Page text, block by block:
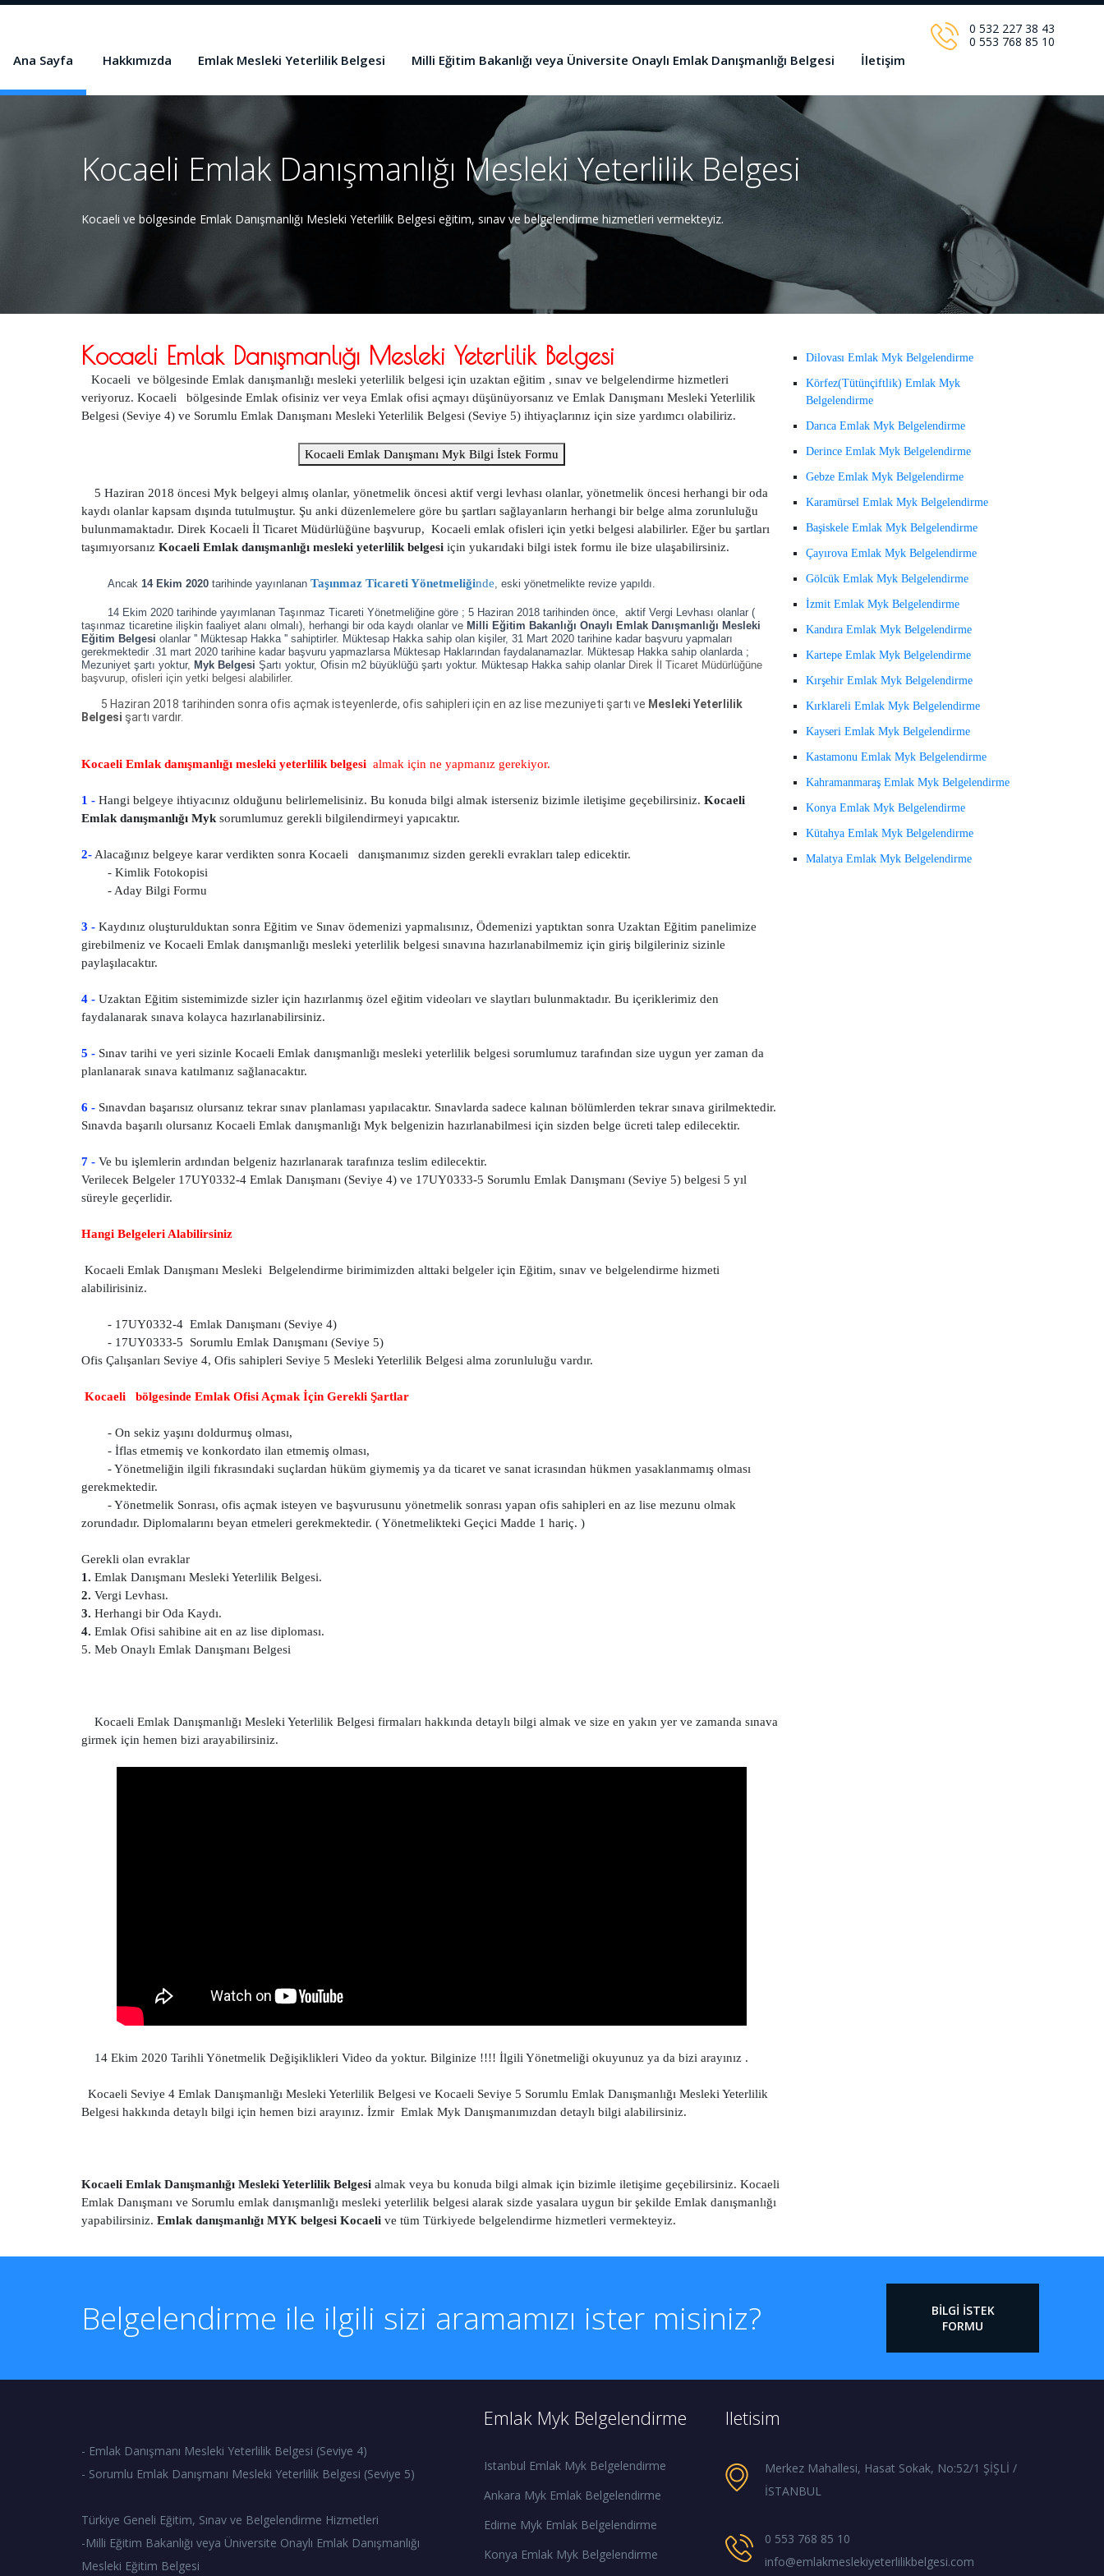
0 532 227 38 43
0 553 768 85 10
Ana Sayfa Hakkımızda Emlak Mesleki Yeterlilik Belgesi Milli Eğitim Bakanlığı veya Üniversite Onaylı Emlak Danışmanlığı Belgesi İletişim
Kocaeli Emlak Danışmanlığı Mesleki Yeterlilik Belgesi
Kocaeli ve bölgesinde Emlak Danışmanlığı Mesleki Yeterlilik Belgesi eğitim, sınav ve belgelendirme hizmetleri vermekteyiz.
Kocaeli Emlak Danışmanlığı Mesleki Yeterlilik Belgesi
Kocaeli ve bölgesinde Emlak danışmanlığı mesleki yeterlilik belgesi için uzaktan eğitim , sınav ve belgelendirme hizmetleri
veriyoruz. Kocaeli bölgesinde Emlak ofisiniz ver veya Emlak ofisi açmayı düşünüyorsanız ve Emlak Danışmanı Mesleki Yeterlilik
Belgesi (Seviye 4) ve Sorumlu Emlak Danışmanı Mesleki Yeterlilik Belgesi (Seviye 5) ihtiyaçlarınız için size yardımcı olabiliriz.
Kocaeli Emlak Danışmanı Myk Bilgi İstek Formu
5 Haziran 2018 öncesi Myk belgeyi almış olanlar, yönetmelik öncesi aktif vergi levhası olanlar, yönetmelik öncesi herhangi bir oda
kaydı olanlar kapsam dışında tutulmuştur. Şu anki düzenlemelere göre bu şartları sağlayanların herhangi bir belge alma zorunluluğu
bulunmamaktadır. Direk Kocaeli İl Ticaret Müdürlüğüne başvurup, Kocaeli emlak ofisleri için yetki belgesi alabilirler. Eğer bu şartları
taşımıyorsanız Kocaeli Emlak danışmanlığı mesleki yeterlilik belgesi için yukarıdaki bilgi istek formu ile bize ulaşabilirsiniz.
Ancak 14 Ekim 2020 tarihinde yayınlanan Taşınmaz Ticareti Yönetmeliğinde, eski yönetmelikte revize yapıldı.
14 Ekim 2020 tarihinde yayımlanan Taşınmaz Ticareti Yönetmeliğine göre ; 5 Haziran 2018 tarihinden önce, aktif Vergi Levhası olanlar (
taşınmaz ticaretine ilişkin faaliyet alanı olmalı), herhangi bir oda kaydı olanlar ve Milli Eğitim Bakanlığı Onaylı Emlak Danışmanlığı Mesleki
Eğitim Belgesi olanlar '' Müktesap Hakka '' sahiptirler. Müktesap Hakka sahip olan kişiler, 31 Mart 2020 tarihine kadar başvuru yapmaları
gerekmektedir .31 mart 2020 tarihine kadar başvuru yapmazlarsa Müktesap Haklarından faydalanamazlar. Müktesap Hakka sahip olanlarda ;
Mezuniyet şartı yoktur, Myk Belgesi Şartı yoktur, Ofisin m2 büyüklüğü şartı yoktur. Müktesap Hakka sahip olanlar Direk İl Ticaret Müdürlüğüne
başvurup, ofisleri için yetki belgesi alabilirler.
5 Haziran 2018 tarihinden sonra ofis açmak isteyenlerde, ofis sahipleri için en az lise mezuniyeti şartı ve Mesleki Yeterlilik
Belgesi şartı vardır.
Kocaeli Emlak danışmanlığı mesleki yeterlilik belgesi almak için ne yapmanız gerekiyor.
1 - Hangi belgeye ihtiyacınız olduğunu belirlemelisiniz. Bu konuda bilgi almak isterseniz bizimle iletişime geçebilirsiniz. Kocaeli
Emlak danışmanlığı Myk sorumlumuz gerekli bilgilendirmeyi yapıcaktır.
2- Alacağınız belgeye karar verdikten sonra Kocaeli danışmanımız sizden gerekli evrakları talep edicektir.
- Kimlik Fotokopisi
- Aday Bilgi Formu
3 - Kaydınız oluşturulduktan sonra Eğitim ve Sınav ödemenizi yapmalısınız, Ödemenizi yaptıktan sonra Uzaktan Eğitim panelimize
girebilmeniz ve Kocaeli Emlak danışmanlığı mesleki yeterlilik belgesi sınavına hazırlanabilmemiz için giriş bilgileriniz sizinle
paylaşılacaktır.
4 - Uzaktan Eğitim sistemimizde sizler için hazırlanmış özel eğitim videoları ve slaytları bulunmaktadır. Bu içeriklerimiz den
faydalanarak sınava kolayca hazırlanabilirsiniz.
5 - Sınav tarihi ve yeri sizinle Kocaeli Emlak danışmanlığı mesleki yeterlilik belgesi sorumlumuz tarafından size uygun yer zaman da
planlanarak sınava katılmanız sağlanacaktır.
6 - Sınavdan başarısız olursanız tekrar sınav planlaması yapılacaktır. Sınavlarda sadece kalınan bölümlerden tekrar sınava girilmektedir.
Sınavda başarılı olursanız Kocaeli Emlak danışmanlığı Myk belgenizin hazırlanabilmesi için sizden belge ücreti talep edilecektir.
7 - Ve bu işlemlerin ardından belgeniz hazırlanarak tarafınıza teslim edilecektir.
Verilecek Belgeler 17UY0332-4 Emlak Danışmanı (Seviye 4) ve 17UY0333-5 Sorumlu Emlak Danışmanı (Seviye 5) belgesi 5 yıl
süreyle geçerlidir.
Hangi Belgeleri Alabilirsiniz
Kocaeli Emlak Danışmanı Mesleki Belgelendirme birimimizden alttaki belgeler için Eğitim, sınav ve belgelendirme hizmeti
alabilirisiniz.
- 17UY0332-4 Emlak Danışmanı (Seviye 4)
- 17UY0333-5 Sorumlu Emlak Danışmanı (Seviye 5)
Ofis Çalışanları Seviye 4, Ofis sahipleri Seviye 5 Mesleki Yeterlilik Belgesi alma zorunluluğu vardır.
Kocaeli bölgesinde Emlak Ofisi Açmak İçin Gerekli Şartlar
- On sekiz yaşını doldurmuş olması,
- İflas etmemiş ve konkordato ilan etmemiş olması,
- Yönetmeliğin ilgili fıkrasındaki suçlardan hüküm giymemiş ya da ticaret ve sanat icrasından hükmen yasaklanmamış olması
gerekmektedir.
- Yönetmelik Sonrası, ofis açmak isteyen ve başvurusunu yönetmelik sonrası yapan ofis sahipleri en az lise mezunu olmak
zorundadır. Diplomalarını beyan etmeleri gerekmektedir. ( Yönetmelikteki Geçici Madde 1 hariç. )
Gerekli olan evraklar
1. Emlak Danışmanı Mesleki Yeterlilik Belgesi.
2. Vergi Levhası.
3. Herhangi bir Oda Kaydı.
4. Emlak Ofisi sahibine ait en az lise diploması.
5. Meb Onaylı Emlak Danışmanı Belgesi
Kocaeli Emlak Danışmanlığı Mesleki Yeterlilik Belgesi firmaları hakkında detaylı bilgi almak ve size en yakın yer ve zamanda sınava
girmek için hemen bizi arayabilirsiniz.
14 Ekim 2020 Tarihli Yönetmelik Değişiklikleri Video da yoktur. Bilginize !!!! İlgili Yönetmeliği okuyunuz ya da bizi arayınız .
Kocaeli Seviye 4 Emlak Danışmanlığı Mesleki Yeterlilik Belgesi ve Kocaeli Seviye 5 Sorumlu Emlak Danışmanlığı Mesleki Yeterlilik
Belgesi hakkında detaylı bilgi için hemen bizi arayınız. İzmir Emlak Myk Danışmanımızdan detaylı bilgi alabilirsiniz.
Kocaeli Emlak Danışmanlığı Mesleki Yeterlilik Belgesi almak veya bu konuda bilgi almak için bizimle iletişime geçebilirsiniz. Kocaeli
Emlak Danışmanı ve Sorumlu emlak danışmanlığı mesleki yeterlilik belgesi alarak sizde yasalara uygun bir şekilde Emlak danışmanlığı
yapabilirsiniz. Emlak danışmanlığı MYK belgesi Kocaeli ve tüm Türkiyede belgelendirme hizmetleri vermekteyiz.
Dilovası Emlak Myk Belgelendirme
Körfez(Tütünçiftlik) Emlak Myk
Belgelendirme
Darıca Emlak Myk Belgelendirme
Derince Emlak Myk Belgelendirme
Gebze Emlak Myk Belgelendirme
Karamürsel Emlak Myk Belgelendirme
Başiskele Emlak Myk Belgelendirme
Çayırova Emlak Myk Belgelendirme
Gölcük Emlak Myk Belgelendirme
İzmit Emlak Myk Belgelendirme
Kandıra Emlak Myk Belgelendirme
Kartepe Emlak Myk Belgelendirme
Kırşehir Emlak Myk Belgelendirme
Kırklareli Emlak Myk Belgelendirme
Kayseri Emlak Myk Belgelendirme
Kastamonu Emlak Myk Belgelendirme
Kahramanmaraş Emlak Myk Belgelendirme
Konya Emlak Myk Belgelendirme
Kütahya Emlak Myk Belgelendirme
Malatya Emlak Myk Belgelendirme
Belgelendirme ile ilgili sizi aramamızı ister misiniz?
BILGI İSTEK
FORMU
- Emlak Danışmanı Mesleki Yeterlilik Belgesi (Seviye 4)
- Sorumlu Emlak Danışmanı Mesleki Yeterlilik Belgesi (Seviye 5)
Türkiye Geneli Eğitim, Sınav ve Belgelendirme Hizmetleri
-Milli Eğitim Bakanlığı veya Üniversite Onaylı Emlak Danışmanlığı
Mesleki Eğitim Belgesi
Emlak Myk Belgelendirme
Istanbul Emlak Myk Belgelendirme
Ankara Myk Emlak Belgelendirme
Edirne Myk Emlak Belgelendirme
Konya Emlak Myk Belgelendirme
Iletisim
Merkez Mahallesi, Hasat Sokak, No:52/1 ŞİŞLİ /
İSTANBUL
0 553 768 85 10
info@emlakmeslekiyeterlilikbelgesi.com